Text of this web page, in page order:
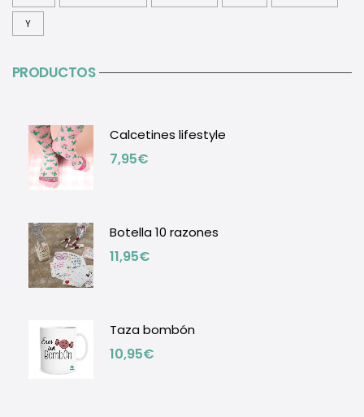
Y
PRODUCTOS
Calcetines lifestyle
7,95€
Botella 10 razones
11,95€
Taza bombón
10,95€